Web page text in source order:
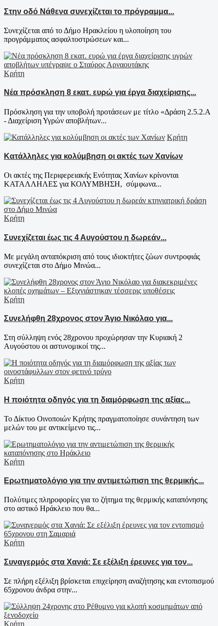
Στην οδό Νάθενα συνεχίζεται το πρόγραμμα...
Συνεχίζεται από το Δήμο Ηρακλείου η υλοποίηση του
προγράμματος ασφαλτοστρώσεων και...
Κρήτη
Νέα πρόσκληση 8 εκατ. ευρώ για έργα διαχείρισης...
Πρόσκληση για την υποβολή προτάσεων με τίτλο «Δράση 2.5.2.Α
- Διαχείριση Υγρών αποβλήτων...
Κρήτη
Κατάλληλες για κολύμβηση οι ακτές των Χανίων
Οι ακτές της Περιφερειακής Ενότητας Χανίων κρίνονται
ΚΑΤΑΛΛΗΛΕΣ για ΚΟΛΥΜΒΗΣΗ, σύμφωνα...
Κρήτη
Συνεχίζεται έως τις 4 Αυγούστου η δωρεάν...
Με μεγάλη ανταπόκριση από τους ιδιοκτήτες ζώων συντροφιάς
συνεχίζεται στο Δήμο Μινώα...
Κρήτη
Συνελήφθη 28χρονος στον Άγιο Νικόλαο για...
Στη σύλληψη ενός 28χρονου προχώρησαν την Κυριακή 2
Αυγούστου οι αστυνομικοί της...
Κρήτη
Η ποιότητα οδηγός για τη διαμόρφωση της αξίας...
Το Δίκτυο Οινοποιών Κρήτης πραγματοποίησε συνάντηση των
μελών του με αντικείμενο τις...
Κρήτη
Ερωτηματολόγιο για την αντιμετώπιση της θερμικής...
Πολύτιμες πληροφορίες για το ζήτημα της θερμικής καταπόνησης
στο αστικό Ηράκλειο που θα...
Κρήτη
Συναγερμός στα Χανιά: Σε εξέλιξη έρευνες για τον...
Σε πλήρη εξέλιξη βρίσκεται επιχείρηση αναζήτησης και εντοπισμού
65χρονου άνδρα στην...
Κρήτη